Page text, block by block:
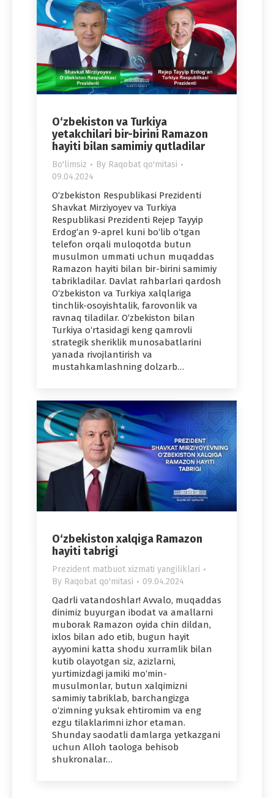
O‘zbekiston va Turkiya
yetakchilari bir-birini Ramazon
hayiti bilan samimiy qutladilar
Bo'limsiz By Raqobat qo'mitasi
09.04.2024
O‘zbekiston Respublikasi Prezidenti
Shavkat Mirziyoyev va Turkiya
Respublikasi Prezidenti Rejep Tayyip
Erdog‘an 9-aprel kuni bo‘lib o‘tgan
telefon orqali muloqotda butun
musulmon ummati uchun muqaddas
Ramazon hayiti bilan bir-birini samimiy
tabrikladilar. Davlat rahbarlari qardosh
O‘zbekiston va Turkiya xalqlariga
tinchlik-osoyishtalik, farovonlik va
ravnaq tiladilar. O‘zbekiston bilan
Turkiya o‘rtasidagi keng qamrovli
strategik sheriklik munosabatlarini
yanada rivojlantirish va
mustahkamlashning dolzarb…
O‘zbekiston xalqiga Ramazon
hayiti tabrigi
Prezident matbuot xizmati yangiliklari
By Raqobat qo'mitasi 09.04.2024
Qadrli vatandoshlar! Avvalo, muqaddas
dinimiz buyurgan ibodat va amallarni
muborak Ramazon oyida chin dildan,
ixlos bilan ado etib, bugun hayit
ayyomini katta shodu xurramlik bilan
kutib olayotgan siz, azizlarni,
yurtimizdagi jamiki mo‘min-
musulmonlar, butun xalqimizni
samimiy tabriklab, barchangizga
o‘zimning yuksak ehtiromim va eng
ezgu tilaklarimni izhor etaman.
Shunday saodatli damlarga yetkazgani
uchun Alloh taologa behisob
shukronalar…